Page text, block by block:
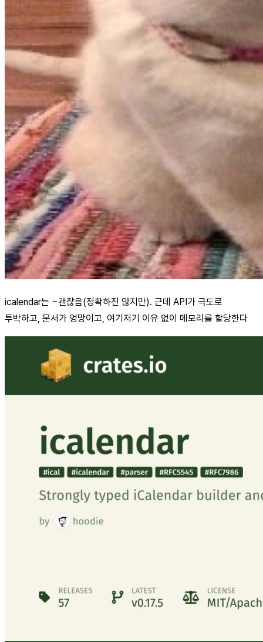
icalendar는 ~괜찮음(정확하진 않지만). 근데 API가 극도로
투박하고, 문서가 엉망이고, 여기저기 이유 없이 메모리를 할당한다